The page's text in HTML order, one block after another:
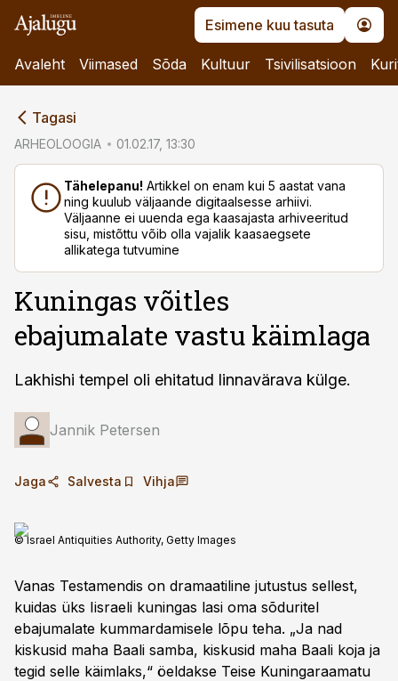
Esimene kuu tasuta
Avaleht Viimased Sõda Kultuur Tsivilisatsioon
Tagasi
ARHEOLOOGIA 01.02.17, 13:30
Tähelepanu! Artikkel on enam kui 5 aastat vana
ning kuulub väljaande digitaalsesse arhiivi.
Väljaanne ei uuenda ega kaasajasta arhiveeritud
sisu, mistõttu võib olla vajalik kaasaegsete
allikatega tutvumine
Kuningas võitles
ebajumalate vastu käimlaga
Lakhishi tempel oli ehitatud linnavärava külge.
Jannik Petersen
Jaga Salvesta Vihja
© Israel Antiquities Authority, Getty Images
Vanas Testamendis on dramaatiline jutustus sellest,
kuidas üks Iisraeli kuningas lasi oma sõduritel
ebajumalate kummardamisele lõpu teha. „Ja nad
kiskusid maha Baali samba, kiskusid maha Baali koja ja
tegid selle käimlaks,“ öeldakse Teise Kuningaraamatu